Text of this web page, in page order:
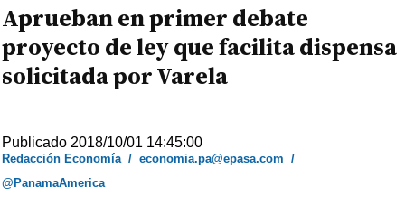
Aprueban en primer debate
proyecto de ley que facilita dispensa
solicitada por Varela
Publicado 2018/10/01 14:45:00
Redacción Economía/economia.pa@epasa.com /
@PanamaAmerica